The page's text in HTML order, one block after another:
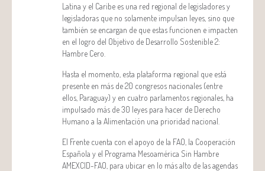
Latina y el Caribe es una red regional de legisladores y
legisladoras que no solamente impulsan leyes, sino que
también se encargan de que estas funcionen e impacten
en el logro del Objetivo de Desarrollo Sostenible 2:
Hambre Cero.
Hasta el momento, esta plataforma regional que está
presente en más de 20 congresos nacionales (entre
ellos, Paraguay) y en cuatro parlamentos regionales, ha
impulsado más de 30 leyes para hacer de Derecho
Humano a la Alimentación una prioridad nacional.
El Frente cuenta con el apoyo de la FAO, la Cooperación
Española y el Programa Mesoamérica Sin Hambre
AMEXCID-FAO, para ubicar en lo más alto de las agendas